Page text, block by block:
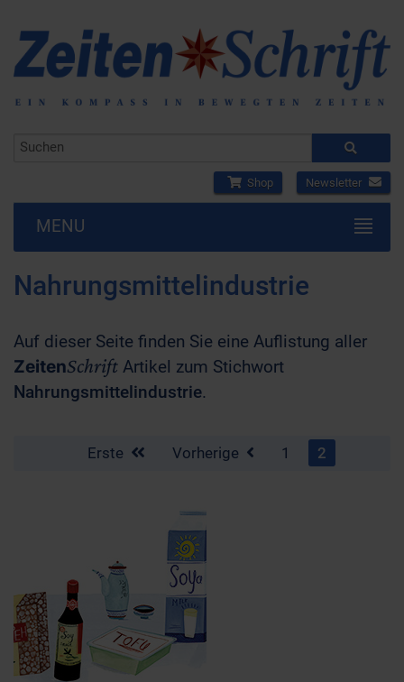
Shop Newsletter
MENU
Nahrungsmittelindustrie
Auf dieser Seite finden Sie eine Auflistung aller
ZeitenSchrift Artikel zum Stichwort
Nahrungsmittelindustrie.
Erste Vorherige 1 2